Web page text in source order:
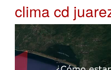
clima cd